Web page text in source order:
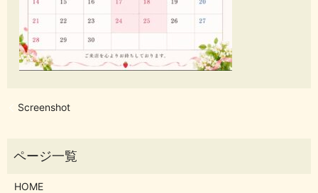
Screenshot
HOME